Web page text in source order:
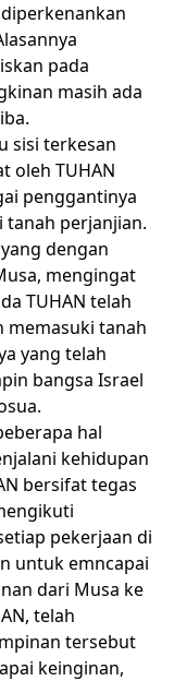
pada
masih ada
sisi terkesan
oleh TUHAN
penggantinya
tanah perjanjian.
dengan
mengingat
TUHAN telah
memasuki tanah
yang telah
bangsa Israel
hal
kehidupan
bersifat tegas
pekerjaan di
untuk emncapai
dari Musa ke
telah
tersebut
keinginan,